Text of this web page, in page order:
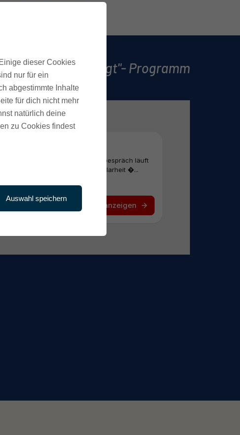
"sichtbar & gefragt"- Programm
dieser Cookies
nur für ein
abgestimmte Inhalte
für dich nicht mehr
natürlich deine
zu Cookies findest
Auswahl speichern